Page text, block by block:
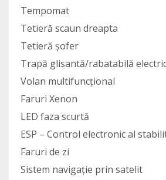
Tempomat
Tetieră scaun dreapta
Tetieră șofer
Trapă glisantă/rabatabilă
Volan multifuncțional
Faruri Xenon
LED faza scurtă
ESP – Control electronic al
Faruri de zi
Sistem navigație prin satelit